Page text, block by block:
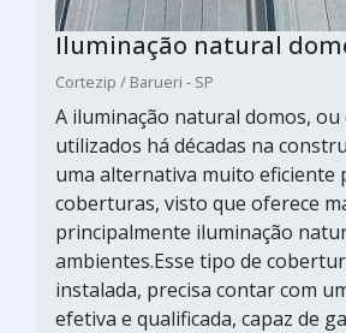
Iluminação natural
Cortezip / Barueri - SP
A iluminação natural domos, ou
utilizados há décadas na
uma alternativa muito eficiente
coberturas, visto que oferece
principalmente iluminação
ambientes.Esse tipo de
instalada, precisa contar com
efetiva e qualificada, capaz de